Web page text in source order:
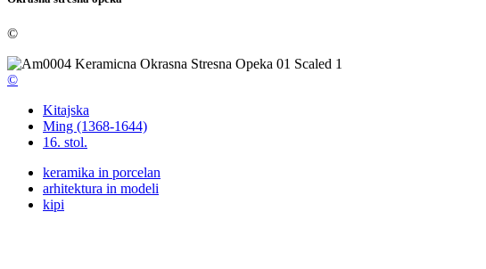
©
©
Kitajska
Ming (1368-1644)
16. stol.
keramika in porcelan
arhitektura in modeli
kipi